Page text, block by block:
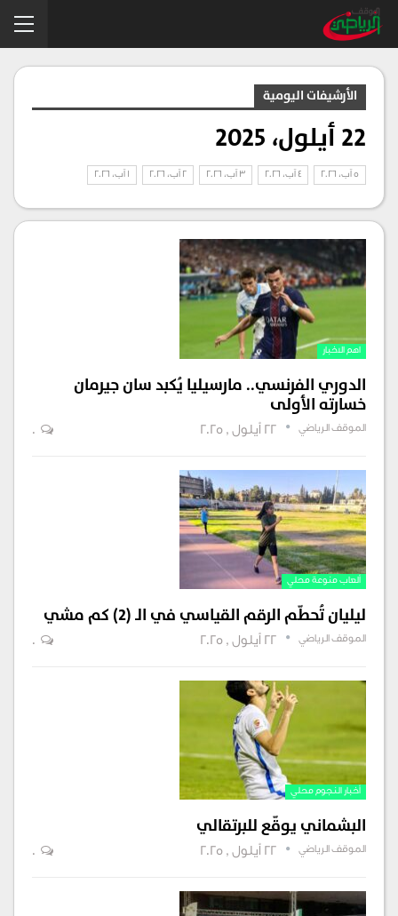
الأرشيفات اليومية
22 أيلول، 2025
اهم الاخبار
الدوري الفرنسي.. مارسيليا يُكبد سان جيرمان
خسارته الأولى
الموقف الرياضي 22 أيلول , 2025 0
ألعاب منوعة محلي
ليليان تُحطّم الرقم القياسي في الـ (2) كم مشي
الموقف الرياضي 22 أيلول , 2025 0
أخبار النجوم محلي
البشماني يوقّع للبرتقالي
الموقف الرياضي 22 أيلول , 2025 0